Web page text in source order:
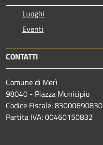
Luoghi
Eventi
CONTATTI
Comune di Merì
98040 - Piazza Municipio
Codice Fiscale: 83000690830
Partita IVA: 00460150832